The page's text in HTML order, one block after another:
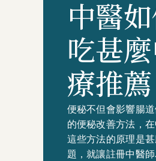
中醫
吃甚
療推薦
便秘不但會影響腸
的便秘改善方法，
這些方法的原理是
題，就讓註冊中醫